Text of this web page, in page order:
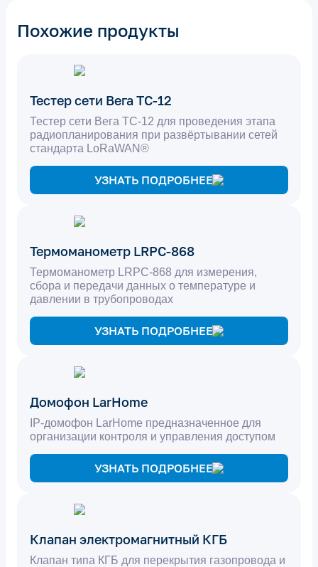
Похожие продукты
Тестер сети Вега ТС-12
Тестер сети Вега ТС-12 для проведения этапа
радиопланирования при развёртывании сетей
стандарта LoRaWAN®
УЗНАТЬ ПОДРОБНЕЕ
Термоманометр LRPC-868
Термоманометр LRPC-868 для измерения,
сбора и передачи данных о температуре и
давлении в трубопроводах
УЗНАТЬ ПОДРОБНЕЕ
Домофон LarHome
IP-домофон LarHome предназначенное для
организации контроля и управления доступом
УЗНАТЬ ПОДРОБНЕЕ
Клапан электромагнитный КГБ
Клапан типа КГБ для перекрытия газопровода и